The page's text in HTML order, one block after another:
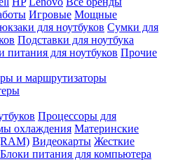
Игровые Мощные
для ноутбуков Сумки для
Подставки для ноутбука
питания для ноутбуков Прочие
и маршрутизаторы
Процессоры для
охлаждения Материнские
Видеокарты Жесткие
Блоки питания для компьютера